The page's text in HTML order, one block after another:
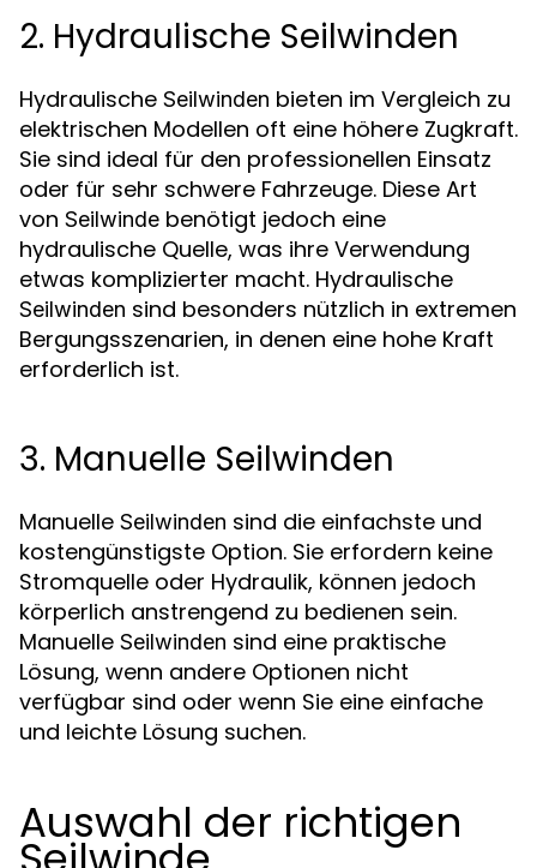
2. Hydraulische Seilwinden
Hydraulische Seilwinden bieten im Vergleich zu
elektrischen Modellen oft eine höhere Zugkraft.
Sie sind ideal für den professionellen Einsatz
oder für sehr schwere Fahrzeuge. Diese Art
von Seilwinde benötigt jedoch eine
hydraulische Quelle, was ihre Verwendung
etwas komplizierter macht. Hydraulische
Seilwinden sind besonders nützlich in extremen
Bergungsszenarien, in denen eine hohe Kraft
erforderlich ist.
3. Manuelle Seilwinden
Manuelle Seilwinden sind die einfachste und
kostengünstigste Option. Sie erfordern keine
Stromquelle oder Hydraulik, können jedoch
körperlich anstrengend zu bedienen sein.
Manuelle Seilwinden sind eine praktische
Lösung, wenn andere Optionen nicht
verfügbar sind oder wenn Sie eine einfache
und leichte Lösung suchen.
Auswahl der richtigen